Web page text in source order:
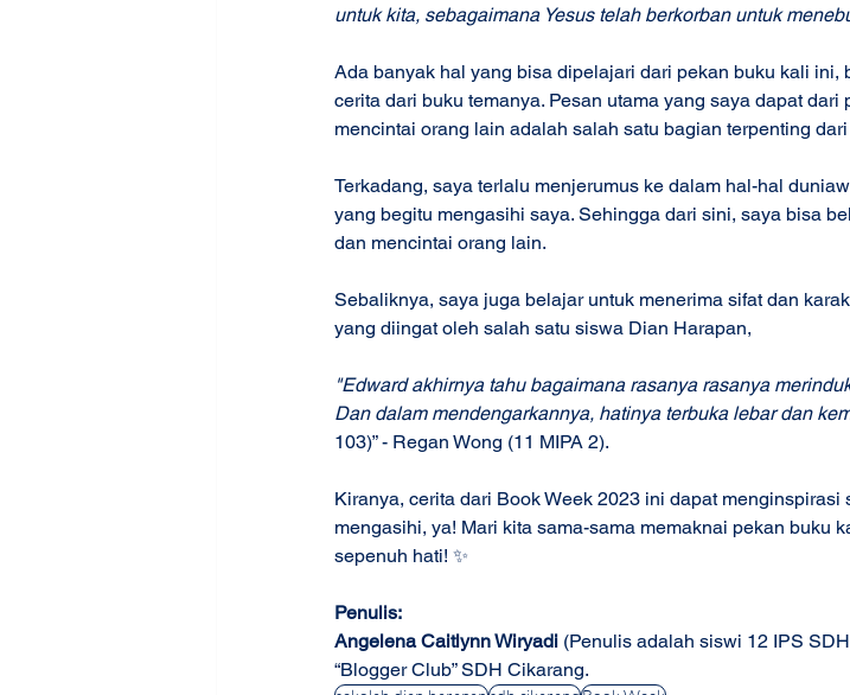
untuk kita, sebagaimana Yesus telah berkorban untuk
Ada banyak hal yang bisa dipelajari dari pekan buku kali ini,
cerita dari buku temanya. Pesan utama yang saya dapat
mencintai orang lain adalah salah satu bagian terpenting
Terkadang, saya terlalu menjerumus ke dalam hal-hal
yang begitu mengasihi saya. Sehingga dari sini, saya bisa
dan mencintai orang lain.
Sebaliknya, saya juga belajar untuk menerima sifat dan
yang diingat oleh salah satu siswa Dian Harapan,
"Edward akhirnya tahu bagaimana rasanya rasanya
Dan dalam mendengarkannya, hatinya terbuka lebar dan
103)” - Regan Wong (11 MIPA 2).
Kiranya, cerita dari Book Week 2023 ini dapat
mengasihi, ya! Mari kita sama-sama memaknai pekan buku
sepenuh hati! ✨
Penulis:
Angelena Caitlynn Wiryadi (Penulis adalah siswi 12 IPS
“Blogger Club” SDH Cikarang.